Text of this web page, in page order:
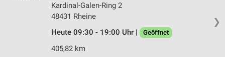
❯
Kardinal-Galen-Ring 2
48431 Rheine
Heute 09:30 - 19:00 Uhr |
Geöffnet
405,82 km